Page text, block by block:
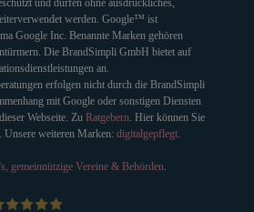
und dürfen ohne ausdrückliches,
werden. Google™ ist
Google Inc. Benannte Marken gehören
Die BrandSimpli GmbH bietet auf
an.
erfolgen nicht durch die BrandSimpli
mit Google oder sonstigen Diensten
dieser Webseite. Zu Ratgebern. Hier können Sie
Unsere weiteren Marken: digitalgepflegt.
gemeinnützige Vereine & Behörden.